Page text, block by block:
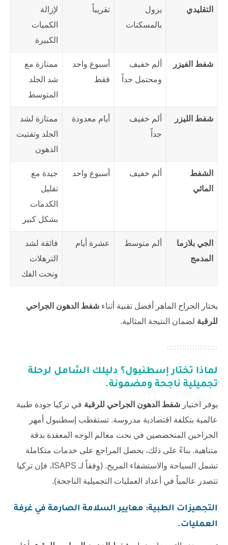
التقليدي
يزول
بالمسكنات
تقريباً
لإزالة
الكميات
الكبيرة
شفط الفيزر
ألم خفيف
ومحتمل جداً
أسبوع واحد
فقط
ممتازة مع
شد الجلد
المتوسط
شفط الليزر
ألم خفيف
جداً
أيام معدودة
ممتازة لشد
الجلد وتفتيت
الدهون
الشفط
المائي
ألم خفيف أسبوع واحد
جيدة مع
تقليل
الكدمات
بشكل كبير
الجي بلازما
المدمج
ألم متوسط عشرة أيام
فائقة لشد
الترهلات
ونحت الفك
يختار الجراح الماهر أفضل تقنية أثناء شفط الدهون الجراحي
للرقبة لضمان النتيجة المثالية.
لماذا تختار إسطنبول؟ دليلك الشامل لرحلة
تجميلية ناجحة ومضمونة.
يوفر اختيار شفط الدهون الجراحي للرقبة في تركيا جودة طبية
عالمية بتكلفة اقتصادية مدروسة. تستقطب إسطنبول أمهر
الجراحين المتخصصين في نحت معالم الوجه المعقدة بدقة
متناهية. بناءً على ذلك، يحصل المراجع على خدمات متكاملة
تشمل السياحة والاستشفاء المريح. (وفقاً لـ ISAPS ، فإن تركيا
تتصدر عالمياً في أعداد العمليات التجميلية الناجحة).
التجهيزات الطبية: معايير السلامة الصارمة في غرفة
العمليات.